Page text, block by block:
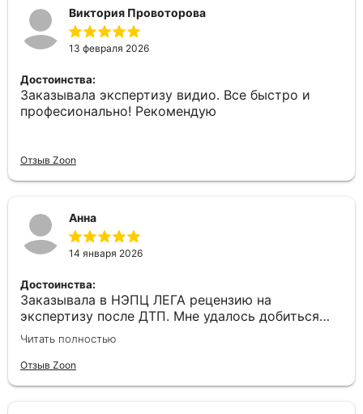
Виктория Провоторова
13 февраля 2026
Достоинства:
Заказывала экспертизу видио. Все быстро и
професионально! Рекомендую
Отзыв Zoon
Анна
14 января 2026
Достоинства:
Заказывала в НЭПЦ ЛЕГА рецензию на
экспертизу после ДТП. Мне удалось добиться
справедливости и с помощью рецензии
назначить повторную экспертизу! Павел
Викторович настолько убедительно все
Читать полностью
Отзыв Zoon